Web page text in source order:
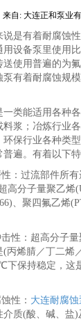
自: 大连正和泵业
说是有着耐腐蚀
设备泵里使用
使用普遍的为
有着耐腐蚀规
一类能适用各种
浆；冶炼行业
保行业各种类
遍。有着以下特
过流部件所有
高分子量聚乙烯
、聚四氟乙烯
：超高分子量
(丙烯腈／丁二烯
下保持稳定，这
性： 大连耐腐蚀
介质(酸、碱、